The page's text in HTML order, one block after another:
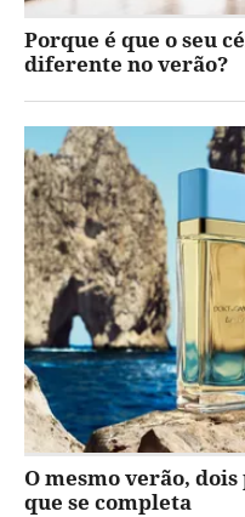
Porque é que o seu
diferente no verão?
O mesmo verão,
que se completa